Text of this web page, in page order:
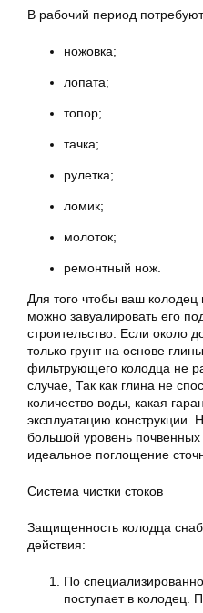
В рабочий период
ножовка;
лопата;
топор;
тачка;
рулетка;
ломик;
молоток;
ремонтный нож.
Для того чтобы ваш колодец
можно завуалировать его
строительство. Если около
только грунт на основе
фильтрующего колодца не
случае, Так как глина не
количество воды, какая
эксплуатацию конструкции.
большой уровень
идеальное поглощение
Система чистки стоков
Защищенность колодца
действия:
По
поступает в колодец.